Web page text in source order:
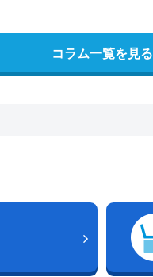
コラム一覧を見る